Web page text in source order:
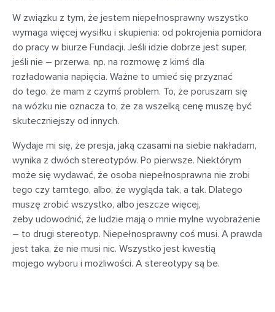
W związku z tym, że jestem niepełnosprawny wszystko
wymaga więcej wysiłku i skupienia: od pokrojenia pomidora
do pracy w biurze Fundacji. Jeśli idzie dobrze jest super,
jeśli nie – przerwa. np. na rozmowę z kimś dla
rozładowania napięcia. Ważne to umieć się przyznać
do tego, że mam z czymś problem. To, że poruszam się
na wózku nie oznacza to, że za wszelką cenę muszę być
skuteczniejszy od innych.
Wydaje mi się, że presja, jaką czasami na siebie nakładam,
wynika z dwóch stereotypów. Po pierwsze. Niektórym
może się wydawać, że osoba niepełnosprawna nie zrobi
tego czy tamtego, albo, że wygląda tak, a tak. Dlatego
muszę zrobić wszystko, albo jeszcze więcej,
żeby udowodnić, że ludzie mają o mnie mylne wyobrażenie
– to drugi stereotyp. Niepełnosprawny coś musi. A prawda
jest taka, że nie musi nic. Wszystko jest kwestią
mojego wyboru i możliwości. A stereotypy są be.